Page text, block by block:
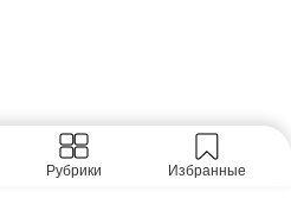
Рубрики Избранные